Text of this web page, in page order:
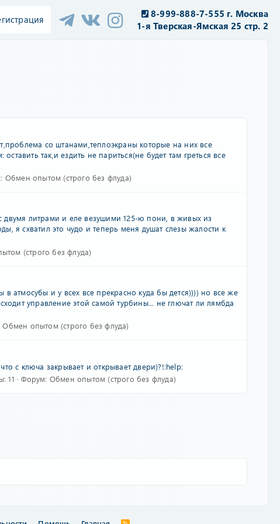
8-999-888-7-555 г. Москва
1-я Тверская-Ямская 25 стр. 2
со штанами,теплоэкраны которые на них все
так,и ездить не париться(не будет там греться все
Обмен опытом (строго без флуда)
двумя литрами и еле везушими 125-ю пони, в живых из
я схватил это чудо и теперь меня душат слезы жалости к
(строго без флуда)
в атмосубы и у всех все прекрасно куда бы дется)))) но все же
управление этой самой турбины... не глючат ли лямбда
Обмен опытом (строго без флуда)
с ключа закрывает и открывает двери)?!:help:
11 Форум: Обмен опытом (строго без флуда)